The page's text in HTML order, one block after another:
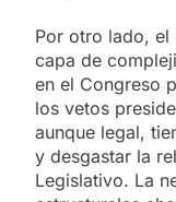
Por otro lado, el
capa de
en el Congreso
los vetos
aunque legal,
y desgastar la
Legislativo. La